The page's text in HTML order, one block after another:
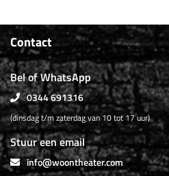
Contact
Bel of WhatsApp
0344 691316
(dinsdag t/m zaterdag van 10 tot 17 uur)
Stuur een email
info@woontheater.com